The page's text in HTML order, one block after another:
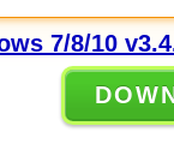
7/8/10